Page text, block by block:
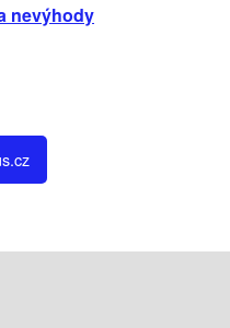
nevýhody